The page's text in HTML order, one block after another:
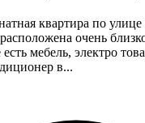
квартира по
очень
мебель, электро
в...